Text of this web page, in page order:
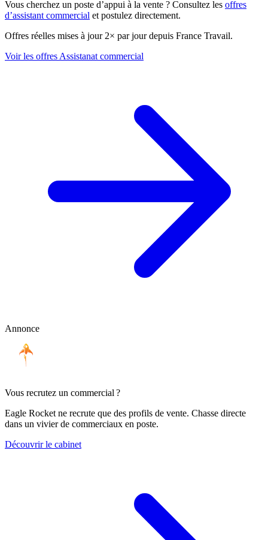
Vous cherchez un poste d’appui à la vente ? Consultez les offres
d’assistant commercial et postulez directement.
Offres réelles mises à jour 2× par jour depuis France Travail.
Voir les offres Assistanat commercial
Annonce
Vous recrutez un commercial ?
Eagle Rocket ne recrute que des profils de vente. Chasse directe
dans un vivier de commerciaux en poste.
Découvrir le cabinet